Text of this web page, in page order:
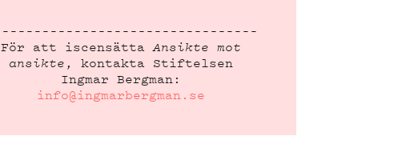
För att iscensättaAnsikte mot
ansikte , kontakta Stiftelsen
Ingmar Bergman:
info@ingmarbergman.se